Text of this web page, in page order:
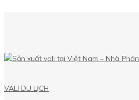
VALI DU LỊCH